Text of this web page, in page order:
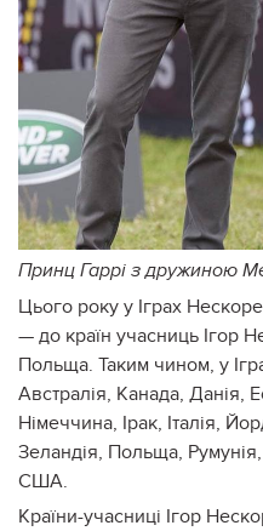
Принц Гаррі з дружиною
Цього року у Іграх
— до країн учасниць Ігор
Польща. Таким чином, у
Австралія, Канада, Данія,
Німеччина, Ірак, Італія,
Зеландія, Польща,
США.
Країни-учасниці Ігор